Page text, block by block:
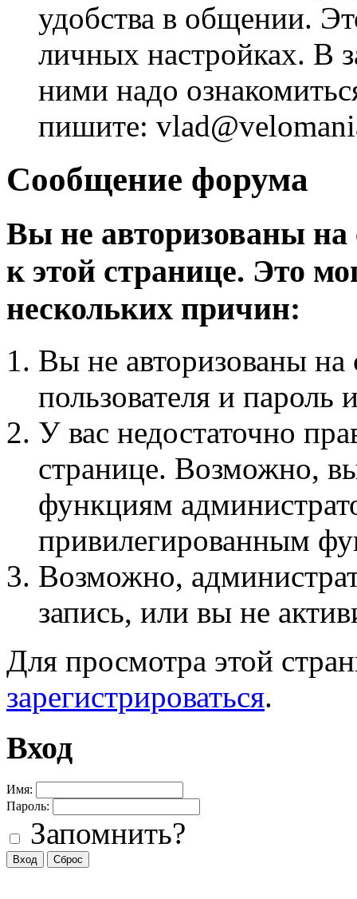
удобства в общении.
личных настройках. В
ними надо
пишите:
Сообщение форума
Вы не авторизованы на
к этой странице. Это
нескольких причин:
Вы не авторизованы на
пользователя и пароль
У вас недостаточно
странице. Возможно,
функциям
привилегированным
Возможно,
запись, или вы не
Для просмотра этой
зарегистрироваться.
Вход
Имя:
Пароль:
Запомнить?